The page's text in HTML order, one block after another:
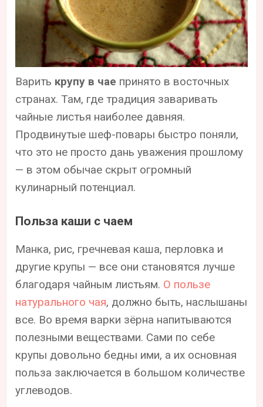
Варить крупу в чае принято в восточных
странах. Там, где традиция заваривать
чайные листья наиболее давняя.
Продвинутые шеф-повары быстро поняли,
что это не просто дань уважения прошлому
— в этом обычае скрыт огромный
кулинарный потенциал.
Польза каши с чаем
Манка, рис, гречневая каша, перловка и
другие крупы — все они становятся лучше
благодаря чайным листьям. О пользе
натурального чая, должно быть, наслышаны
все. Во время варки зёрна напитываются
полезными веществами. Сами по себе
крупы довольно бедны ими, а их основная
польза заключается в большом количестве
углеводов.